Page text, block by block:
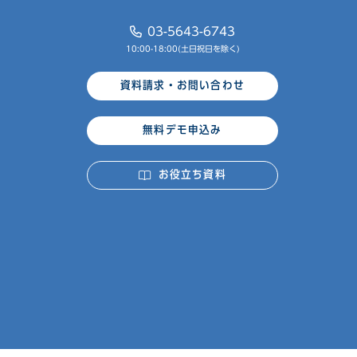
03-5643-6743
10:00-18:00(土日祝日を除く)
資料請求・お問い合わせ
無料デモ申込み
お役立ち資料